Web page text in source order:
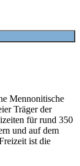
Mennonitische
Träger der
für rund 350
und auf dem
ist die